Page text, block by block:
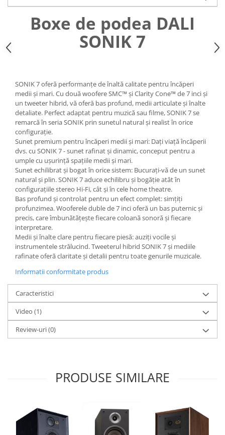
Boxe de podea DALI
SONIK 7
SONIK 7 oferă performanțe de înaltă calitate pentru încăperi
medii și mari. Cu două woofere SMC™ și Clarity Cone™ de 7 inci și
un tweeter hibrid, vă oferă bas profund, medii articulate și înalte
detaliate. Perfect adaptat pentru muzică sau filme, SONIK 7 se
remarcă în seria SONIK prin sunetul natural și realist în orice
configurație.
Sunet premium pentru încăperi medii și mari: Dați viață încăperii
dvs. cu SONIK 7 - sunet rafinat și dinamic, conceput pentru a
umple cu ușurință spațiile medii și mari.
Sunet echilibrat și bogat în orice sistem: Bucurați-vă de un sunet
natural și plin. SONIK 7 aduce echilibru și bogăție atât în
configurațiile stereo Hi-Fi, cât și în cele home theatre.
Bas profund și controlat pentru un efect complet: simțiți
profunzimea. Wooferele duble de 7 inci oferă un bas puternic și
precis, care îmbunătățește fiecare coloană sonoră și fiecare
interpretare.
Medii și înalte clare pentru fiecare piesă: auziți vocile și
instrumentele strălucind. Tweeterul hibrid SONIK 7 și mediile
rafinate oferă claritate și detalii pentru toate genurile muzicale.
Informatii conformitate produs
Caracteristici
Video (1)
Review-uri(0)
PRODUSE SIMILARE